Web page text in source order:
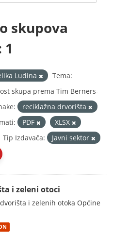
skupova
Ludina
Tema:
skupa prema Tim Berners-
reciklažna drvorišta
PDF
XLSX
Tip Izdavača:
Javni sektor
i zeleni otoci
i zelenih otoka Općine